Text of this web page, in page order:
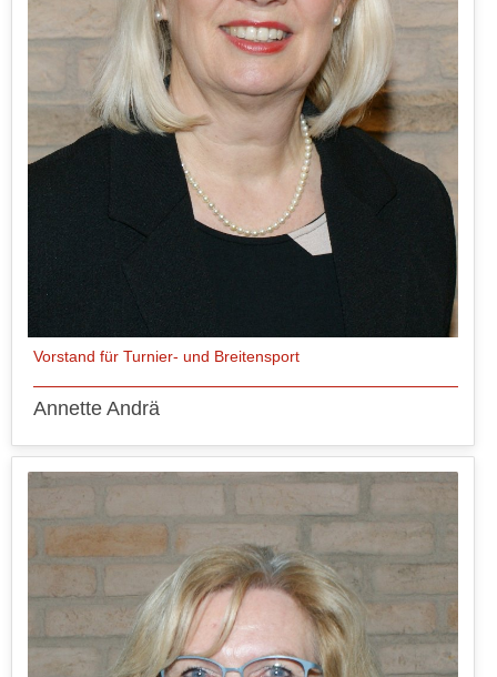
Vorstand für Turnier- und Breitensport
Annette Andrä